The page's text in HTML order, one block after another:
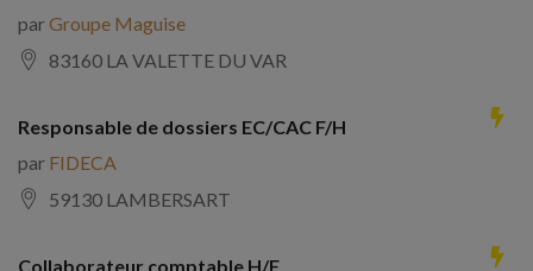
parGroupe Maguise
83160 LA VALETTE DU VAR
Responsable de dossiers EC/CAC F/H
par FIDECA
59130 LAMBERSART
Collaborateur comptable H/F